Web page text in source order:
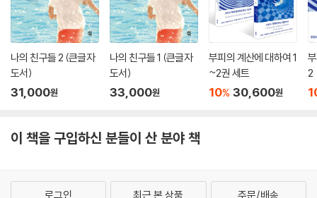
“크리스마스 양말에 채울 완벽한 선물.”세계적 팝스타 두아 리파가 자신이
운영하는 북클럽에서 이 책을 추천한 말이다. 눈부시도록 하얗게 빛나는
겨울 풍경, 고난 속에서도 꺼지지 않는 희망, 한 인생을 구원하는 낯선 선의
와 가족을 향한 사랑까지 크리스마스 소설의 모든 요소를 갖춘 책이다. 하
지만 청소년이나 어린이가 읽을 만한 이야기라고 결코 속단하지 말 것. 이
쳐진다. 『별의 문』은 반짝이는 장식과 해피엔딩으로 반드시 이어지는 여느
의가 폭발하는 현실적 크리스마스를 다룸으로써, 그 한가운데서 아무것도
나의 친구들 2 (큰글자
도서)
31,000원
나의 친구들 1 (큰글자
도서)
33,000원
부피의 계산에 대하여 1
~2권 세트
10% 30,600원
2
이 책을 구입하신 분들이 산 분야 책
로그인 최근 본 상품 주문/배송